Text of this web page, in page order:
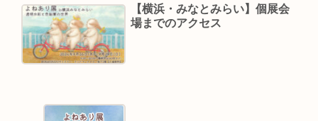
【横浜・みなとみらい】個展会
場までのアクセス